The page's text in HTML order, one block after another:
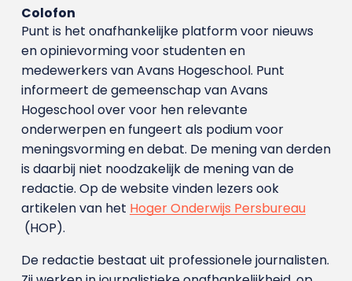
Colofon
Punt is het onafhankelijke platform voor nieuws
en opinievorming voor studenten en
medewerkers van Avans Hoge­school. Punt
informeert de gemeenschap van Avans
Hogeschool over voor hen relevante
onderwerpen en fungeert als podium voor
meningsvorming en debat. De mening van derden
is daarbij niet noodzakelijk de mening van de
redactie. Op de website vinden lezers ook
artikelen van het Hoger Onderwijs Persbureau
(HOP).
De redactie bestaat uit professionele journalisten.